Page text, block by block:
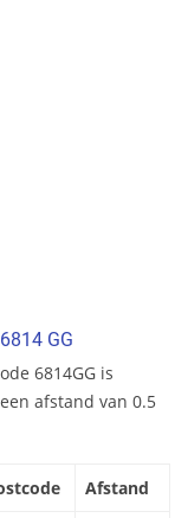
GG
6814GG is
afstand van 0.5
Afstand